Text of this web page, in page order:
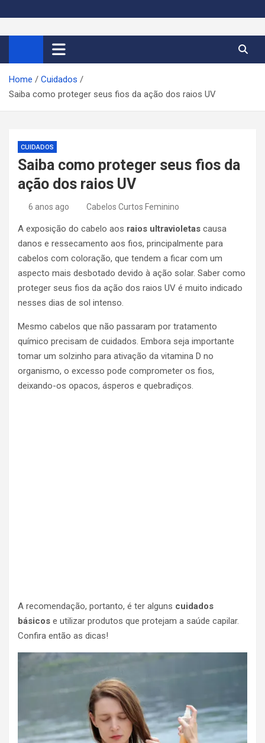
i
t
o
Cortes de Cabelo Curto
Feminino 2026
Moda e tendências dos cabelos curtos femininos 2026
Home
Cuidados
Saiba como proteger seus fios da ação dos raios UV
CUIDADOS
Saiba como proteger seus fios da
ação dos raios UV
6 anos ago Cabelos Curtos Feminino
A exposição do cabelo aos raios ultravioletas causa
danos e ressecamento aos fios, principalmente para
cabelos com coloração, que tendem a ficar com um
aspecto mais desbotado devido à ação solar. Saber como
proteger seus fios da ação dos raios UV é muito indicado
nesses dias de sol intenso.
Mesmo cabelos que não passaram por tratamento
químico precisam de cuidados. Embora seja importante
tomar um solzinho para ativação da vitamina D no
organismo, o excesso pode comprometer os fios,
deixando-os opacos, ásperos e quebradiços.
A recomendação, portanto, é ter alguns cuidados
básicos e utilizar produtos que protejam a saúde capilar.
Confira então as dicas!